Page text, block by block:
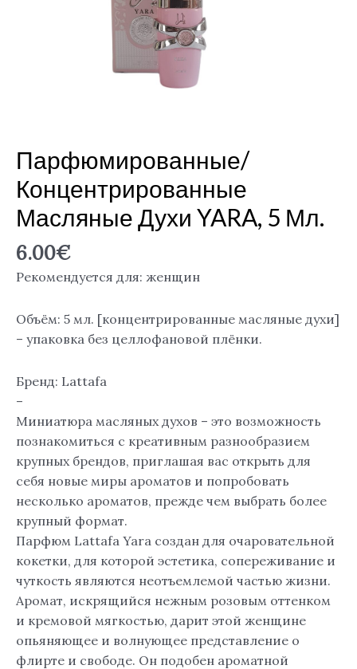
Парфюмированные/
Концентрированные
Масляные Духи YARA, 5 Мл.
6.00€
Рекомендуется для: женщин
Объём: 5 мл. [концентрированные масляные духи]
– упаковка без целлофановой плёнки.
Бренд: Lattafa
–
Миниатюра масляных духов – это возможность
познакомиться с креативным разнообразием
крупных брендов, приглашая вас открыть для
себя новые миры ароматов и попробовать
несколько ароматов, прежде чем выбрать более
крупный формат.
Парфюм Lattafa Yara создан для очаровательной
кокетки, для которой эстетика, сопереживание и
чуткость являются неотъемлемой частью жизни.
Аромат, искрящийся нежным розовым оттенком
и кремовой мягкостью, дарит этой женщине
опьяняющее и волнующее представление о
флирте и свободе. Он подобен ароматной